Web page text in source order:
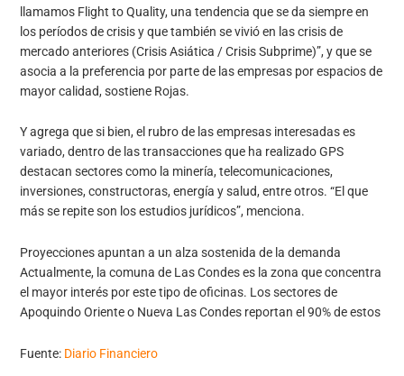
llamamos Flight to Quality, una tendencia que se da siempre en
los períodos de crisis y que también se vivió en las crisis de
mercado anteriores (Crisis Asiática / Crisis Subprime)”, y que se
asocia a la preferencia por parte de las empresas por espacios de
mayor calidad, sostiene Rojas.
Y agrega que si bien, el rubro de las empresas interesadas es
variado, dentro de las transacciones que ha realizado GPS
destacan sectores como la minería, telecomunicaciones,
inversiones, constructoras, energía y salud, entre otros. “El que
más se repite son los estudios jurídicos”, menciona.
Proyecciones apuntan a un alza sostenida de la demanda
Actualmente, la comuna de Las Condes es la zona que concentra
el mayor interés por este tipo de oficinas. Los sectores de
Apoquindo Oriente o Nueva Las Condes reportan el 90% de estos
Fuente: Diario Financiero